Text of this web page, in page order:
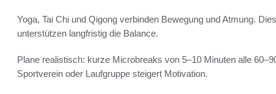
Yoga, Tai Chi und Qigong verbinden Bewegung und Atmung.
unterstützen langfristig die Balance.
Plane realistisch: kurze Microbreaks von 5–10 Minuten alle
Sportverein oder Laufgruppe steigert Motivation.